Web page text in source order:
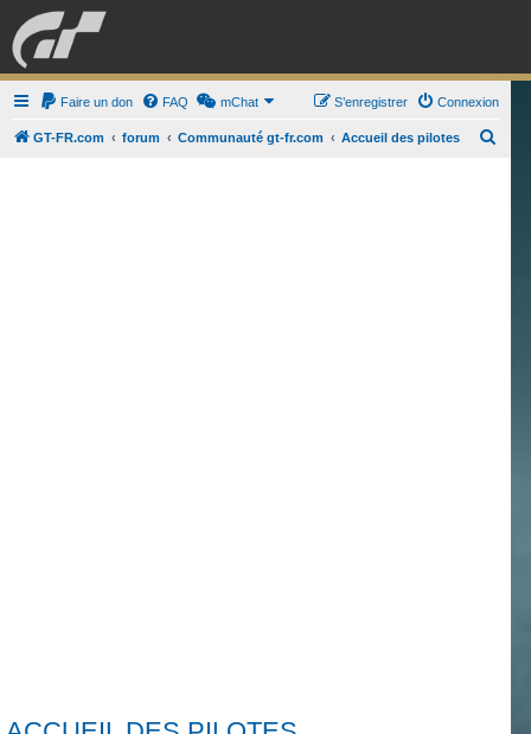
GRAN TURISMO FORUM
Faire un don FAQ mChat Connexion
S’enregistrer
GT-FR.com forum Communauté gt-fr.com Accueil des pilotes